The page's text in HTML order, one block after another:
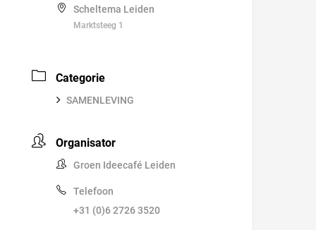
Scheltema Leiden
Marktsteeg 1
Categorie
SAMENLEVING
Organisator
Groen Ideecafé Leiden
Telefoon
+31 (0)6 2726 3520